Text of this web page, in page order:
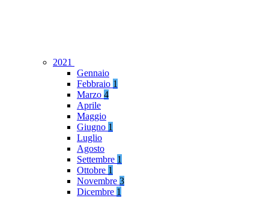
2021
Gennaio
Febbraio 1
Marzo 4
Aprile
Maggio
Giugno 1
Luglio
Agosto
Settembre 1
Ottobre 1
Novembre 3
Dicembre 1